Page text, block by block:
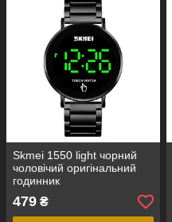
Skmei 1550 light чорний
чоловічий оригінальний
годинник
479 ₴